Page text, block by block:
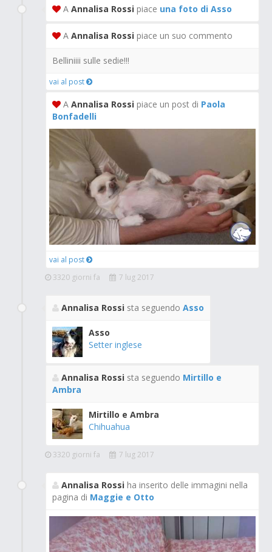
A Annalisa Rossi piace una foto di Asso
A Annalisa Rossi piace un suo commento
Belliniiii sulle sedie!!!
vai al post
A Annalisa Rossi piace un post di Paola
Bonfadelli
vai al post
3320 giorni fa
7 lug 2017
Annalisa Rossi sta seguendo Asso
Asso
Setter inglese
Annalisa Rossi sta seguendo Mirtillo e
Ambra
Mirtillo e Ambra
Chihuahua
3320 giorni fa 7 lug 2017
Annalisa Rossi ha inserito delle immagini nella
pagina di Maggie e Otto